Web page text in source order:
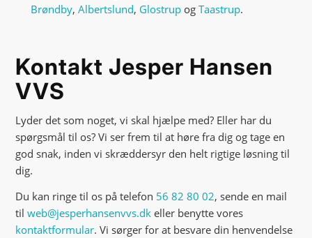
Brøndby,Albertslund, Glostrup ogTaastrup.
Kontakt Jesper Hansen
VVS
Lyder det som noget, vi skal hjælpe med? Eller har du
spørgsmål til os? Vi ser frem til at høre fra dig og tage en
god snak, inden vi skræddersyr den helt rigtige løsning til
dig.
Du kan ringe til os på telefon 56 82 80 02, sende en mail
tilweb@jesperhansenvvs.dk eller benytte vores
kontaktformular. Vi sørger for at besvare din henvendelse